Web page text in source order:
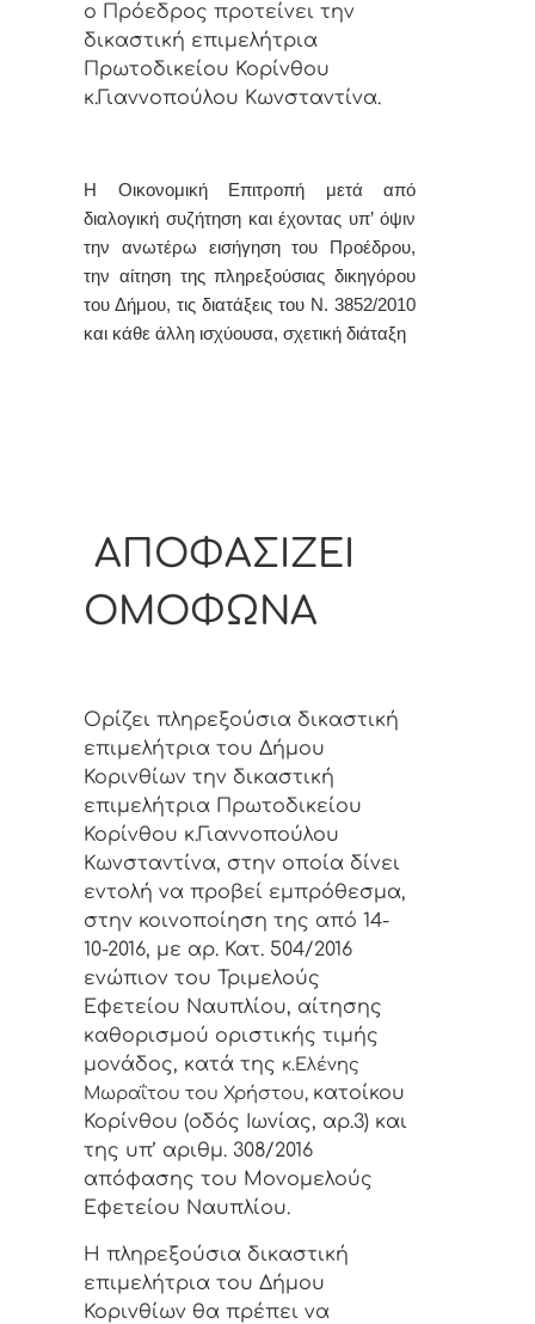
ο Πρόεδρος προτείνει την
δικαστική επιμελήτρια
Πρωτοδικείου Κορίνθου
κ.Γιαννοπούλου Κωνσταντίνα.
Η Οικονομική Επιτροπή μετά από
διαλογική συζήτηση και έχοντας υπ’ όψιν
την ανωτέρω εισήγηση του Προέδρου,
την αίτηση της πληρεξούσιας δικηγόρου
του Δήμου, τις διατάξεις του Ν. 3852/2010
και κάθε άλλη ισχύουσα, σχετική διάταξη
ΑΠΟΦΑΣΙΖΕΙ
ΟΜΟΦΩΝΑ
Ορίζει πληρεξούσια δικαστική
επιμελήτρια του Δήμου
Κορινθίων την δικαστική
επιμελήτρια Πρωτοδικείου
Κορίνθου κ.Γιαννοπούλου
Κωνσταντίνα, στην οποία δίνει
εντολή να προβεί εμπρόθεσμα,
στην κοινοποίηση της από 14-
10-2016, με αρ. Κατ. 504/2016
ενώπιον του Τριμελούς
Εφετείου Ναυπλίου, αίτησης
καθορισμού οριστικής τιμής
μονάδος, κατά της κ.Ελένης
Μωραΐτου του Χρήστου, κατοίκου
Κορίνθου (οδός Ιωνίας, αρ.3) και
της υπ’ αριθμ. 308/2016
απόφασης του Μονομελούς
Εφετείου Ναυπλίου.
Η πληρεξούσια δικαστική
επιμελήτρια του Δήμου
Κορινθίων θα πρέπει να